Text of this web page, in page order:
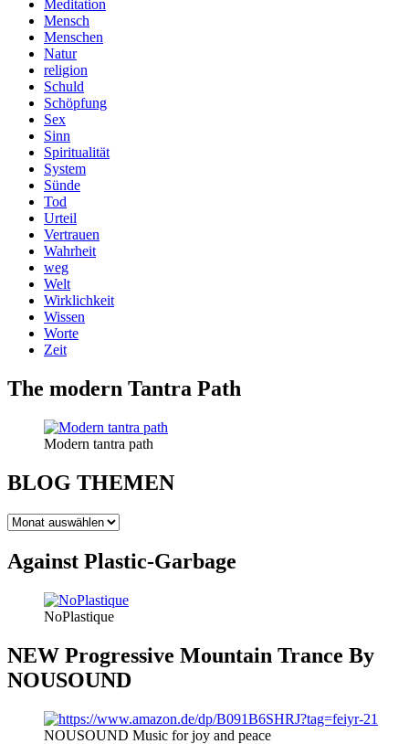
Meditation
Mensch
Menschen
Natur
religion
Schuld
Schöpfung
Sex
Sinn
Spiritualität
System
Sünde
Tod
Urteil
Vertrauen
Wahrheit
weg
Welt
Wirklichkeit
Wissen
Worte
Zeit
The modern Tantra Path
Modern tantra path
BLOG THEMEN
BLOG
Against Plastic-Garbage
NoPlastique
NEW Progressive Mountain Trance By
NOUSOUND
NOUSOUND Music for joy and peace